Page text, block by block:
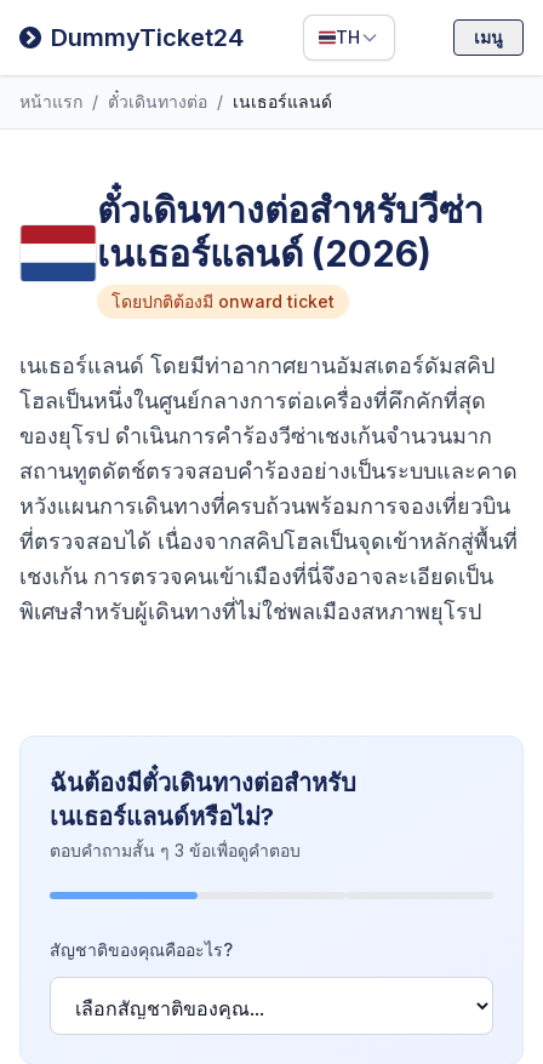
DummyTicket24 TH
Filipino
Deutsch
เมนู
หน้าแรก / ตั๋วเดินทางต่อ / เนเธอร์แลนด์
ตั๋วเดินทางต่อสำหรับวีซ่า
เนเธอร์แลนด์ (2026)
โดยปกติต้องมี onward ticket
เนเธอร์แลนด์ โดยมีท่าอากาศยานอัมสเตอร์ดัมสคิป
โฮลเป็นหนึ่งในศูนย์กลางการต่อเครื่องที่คึกคักที่สุด
ของยุโรป ดำเนินการคำร้องวีซ่าเชงเก้นจำนวนมาก
สถานทูตดัตช์ตรวจสอบคำร้องอย่างเป็นระบบและคาด
หวังแผนการเดินทางที่ครบถ้วนพร้อมการจองเที่ยวบิน
ที่ตรวจสอบได้ เนื่องจากสคิปโฮลเป็นจุดเข้าหลักสู่พื้นที่
เชงเก้น การตรวจคนเข้าเมืองที่นี่จึงอาจละเอียดเป็น
พิเศษสำหรับผู้เดินทางที่ไม่ใช่พลเมืองสหภาพยุโรป
ฉันต้องมีตั๋วเดินทางต่อสำหรับ
เนเธอร์แลนด์หรือไม่?
ตอบคำถามสั้น ๆ 3 ข้อเพื่อดูคำตอบ
สัญชาติของคุณคืออะไร?